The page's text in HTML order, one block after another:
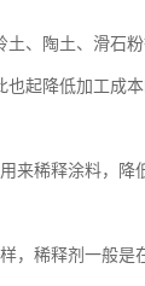
、陶土、滑石
起降低加工成本
来稀释涂料，降
，稀释剂一般是